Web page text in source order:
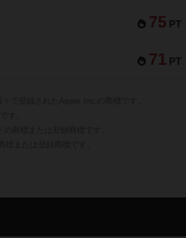
75 PT
71 PT